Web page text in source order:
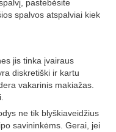
pastebėsite
spalvos atspalviai kiek
jis tinka įvairaus
diskretiški ir kartu
vakarinis makiažas.
ne tik blyškiaveidžius
savininkėms. Gerai, jei